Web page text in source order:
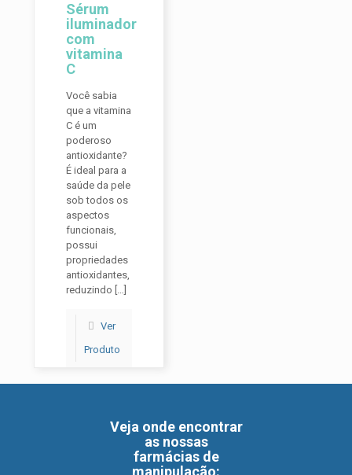
Sérum
iluminador
com
vitamina
C
Você sabia
que a vitamina
C é um
poderoso
antioxidante?
É ideal para a
saúde da pele
sob todos os
aspectos
funcionais,
possui
propriedades
antioxidantes,
reduzindo […]
Ver
Produto
Veja onde encontrar
as nossas
farmácias de
manipulação: